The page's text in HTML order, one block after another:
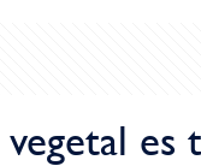
vegetal